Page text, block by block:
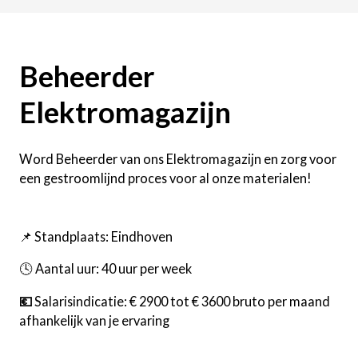
Beheerder
Elektromagazijn
Word Beheerder van ons Elektromagazijn en zorg voor
een gestroomlijnd proces voor al onze materialen!
📌 Standplaats: Eindhoven
🕓 Aantal uur: 40 uur per week
💶 Salarisindicatie: € 2900 tot € 3600 bruto per maand
afhankelijk van je ervaring